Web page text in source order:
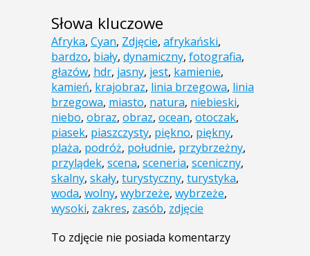
Słowa kluczowe
Afryka, Cyan, Zdjęcie, afrykański,
bardzo, biały, dynamiczny, fotografia,
głazów, hdr, jasny, jest, kamienie,
kamień, krajobraz, linia brzegowa, linia
brzegowa, miasto, natura, niebieski,
niebo, obraz, obraz, ocean, otoczak,
piasek, piaszczysty, piękno, piękny,
plaża, podróż, południe, przybrzeżny,
przylądek, scena, sceneria, sceniczny,
skalny, skały, turystyczny, turystyka,
woda, wolny, wybrzeże, wybrzeże,
wysoki, zakres, zasób, zdjęcie
To zdjęcie nie posiada komentarzy